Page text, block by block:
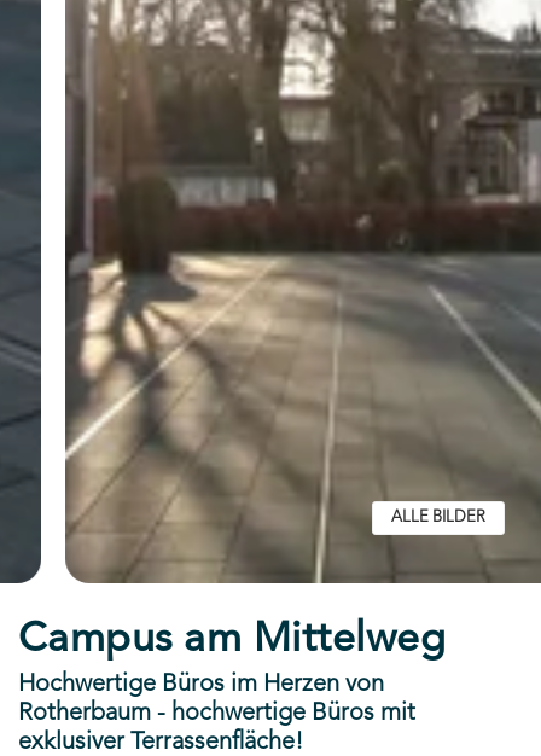
ALLE BILDER
Campus am Mittelweg
Hochwertige Büros im Herzen von
Rotherbaum - hochwertige Büros mit
exklusiver Terrassenfläche!